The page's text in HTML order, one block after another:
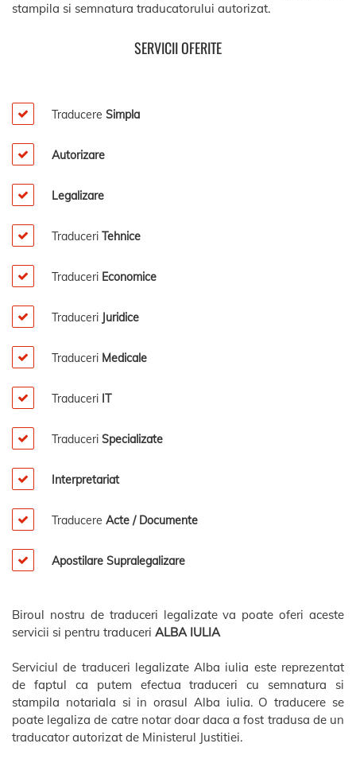
stampila si semnatura traducatorului autorizat.
SERVICII OFERITE
Traducere Simpla
Autorizare
Legalizare
Traduceri Tehnice
Traduceri Economice
Traduceri Juridice
Traduceri Medicale
Traduceri IT
Traduceri Specializate
Interpretariat
Traducere Acte / Documente
Apostilare Supralegalizare
Biroul nostru de traduceri legalizate va poate oferi aceste
servicii si pentru traduceri ALBA IULIA
Serviciul de traduceri legalizate Alba iulia este reprezentat
de faptul ca putem efectua traduceri cu semnatura si
stampila notariala si in orasul Alba iulia. O traducere se
poate legaliza de catre notar doar daca a fost tradusa de un
traducator autorizat de Ministerul Justitiei.